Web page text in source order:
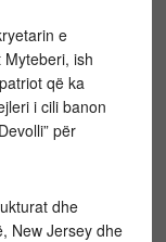
e
ish
që ka
i cili banon
për
dhe
New Jersey dhe